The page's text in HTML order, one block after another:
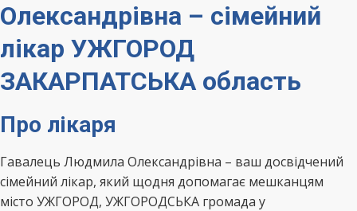
Олександрівна – сімейний
лікар УЖГОРОД
ЗАКАРПАТСЬКА область
Про лікаря
Гавалець Людмила Олександрівна – ваш досвідчений
сімейний лікар, який щодня допомагає мешканцям
місто УЖГОРОД, УЖГОРОДСЬКА громада у